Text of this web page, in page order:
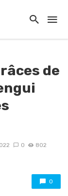
de
0
802
0